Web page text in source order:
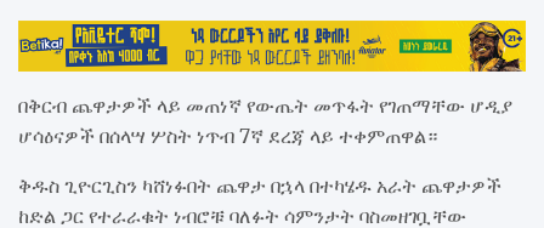
በቅርብ ጨዋታዎች ላይ መጠነኛ የውጤት መጥፋት የገጠማቸው ሆዲያ
ሆሳዕናዎች በሰላሣ ሦስት ነጥብ 7ኛ ደረጃ ላይ ተቀምጠዋል።
ቅዱስ ጊዮርጊስን ካሸነፉበት ጨዋታ በኋላ በተካሄዱ አራት ጨዋታዎች
ከድል ጋር የተራራቁት ነብሮቹ ባለፉት ሳምንታት ባስመዘገቧቸው